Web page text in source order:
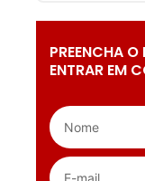
PREENCHA
ENTRAR EM